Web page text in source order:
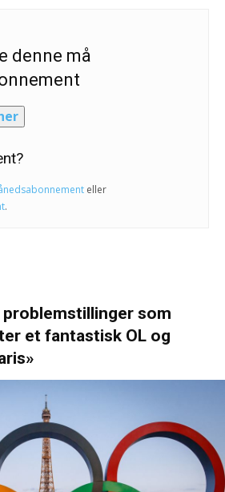
denne må
eller
.
som
et fantastisk OL og